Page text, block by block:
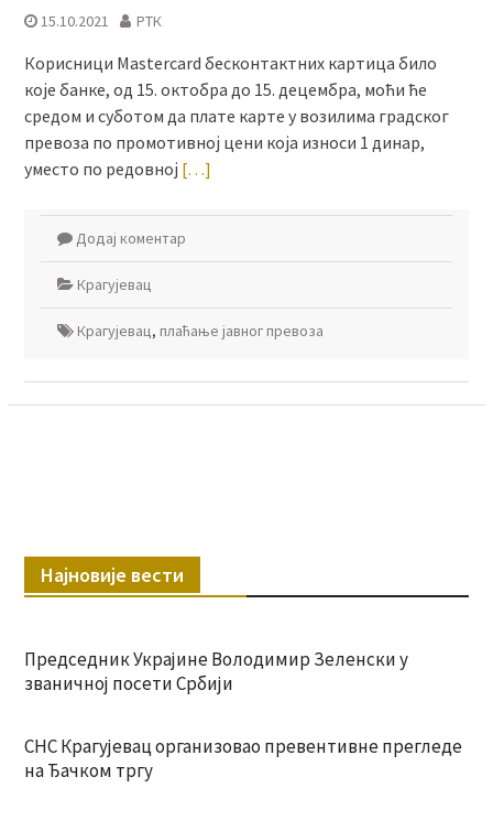
15.10.2021 РТК
Корисници Mastercard бесконтактних картица било
које банке, од 15. октобра до 15. децембра, моћи ће
средом и суботом да плате карте у возилима градског
превоза по промотивној цени која износи 1 динар,
уместо по редовној […]
Додај коментар
Крагујевац
Крагујевац, плаћање јавног превоза
Најновије вести
Председник Украјине Володимир Зеленски у
званичној посети Србији
СНС Крагујевац организовао превентивне прегледе
на Ђачком тргу